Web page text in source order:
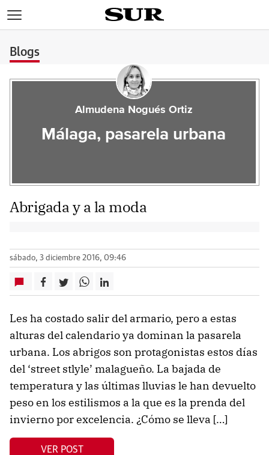
Blogs
Almudena Nogués Ortiz
Málaga, pasarela urbana
Abrigada y a la moda
sábado, 3 diciembre 2016, 09:46
Les ha costado salir del armario, pero a estas
alturas del calendario ya dominan la pasarela
urbana. Los abrigos son protagonistas estos días
del ‘street stlyle’ malagueño. La bajada de
temperatura y las últimas lluvias le han devuelto
peso en los estilismos a la que es la prenda del
invierno por excelencia. ¿Cómo se lleva […]
VER POST